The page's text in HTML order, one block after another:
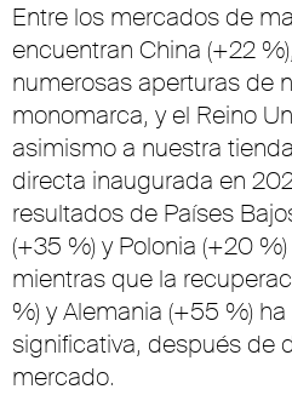
Entre los mercados de
encuentran China (+22
numerosas aperturas de
monomarca, y el Reino
asimismo a nuestra
directa inaugurada en
resultados de Países
(+35 %) y Polonia (+20
mientras que la
%) y Alemania (+55 %)
significativa, después de
mercado.